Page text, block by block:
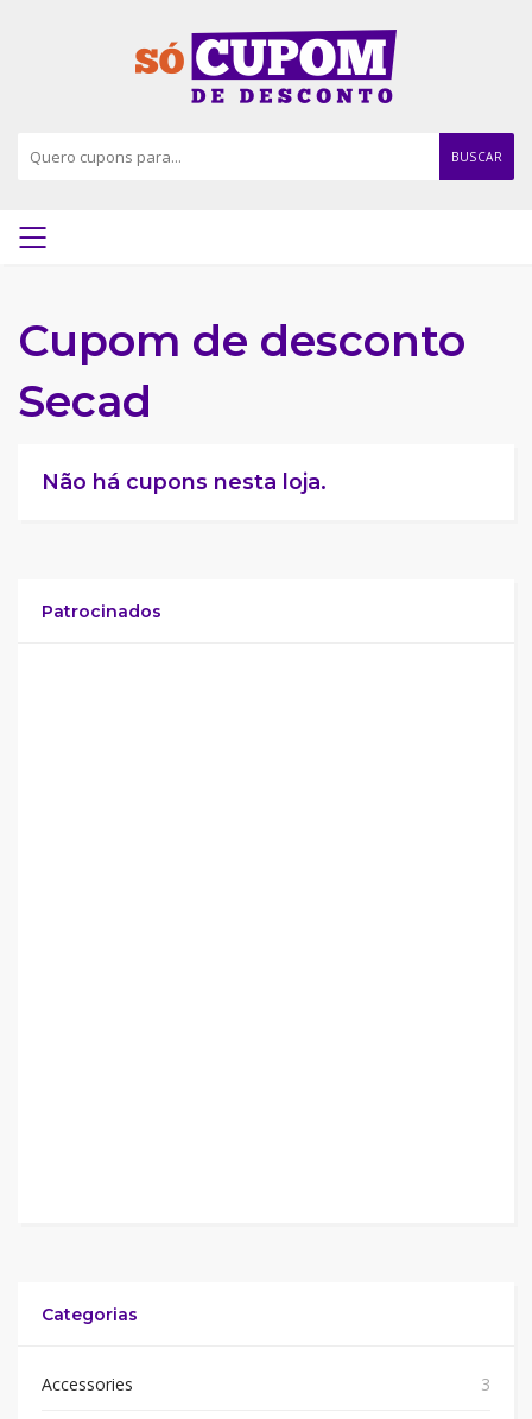
BUSCAR
Cupom de desconto
Secad
Não há cupons nesta loja.
Patrocinados
Categorias
Accessories 3